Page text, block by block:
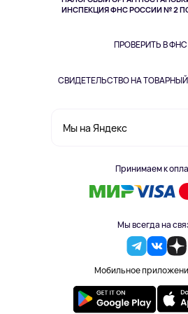
ИНСПЕКЦИЯ ФНС РОССИИ № 2
ПРОВЕРИТЬ В
СВИДЕТЕЛЬСТВО НА
Мы на Яндекс
Принимаем к
Мы всегда на
Мобильное
Здоровье питомцев
Одежда и аксессуары